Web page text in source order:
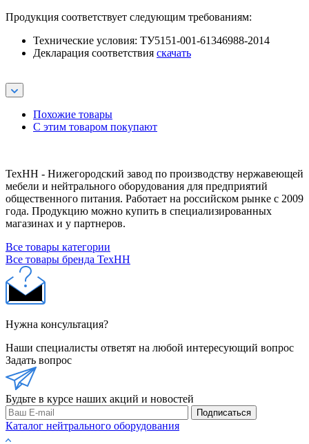
Продукция соответствует следующим требованиям:
Технические условия: ТУ5151-001-61346988-2014
Декларация соответствия скачать
Похожие товары
С этим товаром покупают
ТехНН - Нижегородский завод по производству нержавеющей
мебели и нейтрального оборудования для предприятий
общественного питания. Работает на российском рынке с 2009
года. Продукцию можно купить в специализированных
магазинах и у партнеров.
Все товары категории
Все товары бренда ТехНН
Нужна консультация?
Наши специалисты ответят на любой интересующий вопрос
Задать вопрос
Будьте в курсе наших акций и новостей
Подписаться
Каталог нейтрального оборудования